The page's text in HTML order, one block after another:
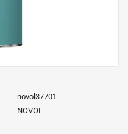
novol37701
NOVOL